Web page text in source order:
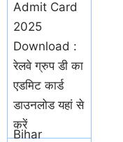
Admit Card
2025
Download :
रेलवे ग्रुप डी का
एडमिट कार्ड
डाउनलोड यहां से
करें
Bihar